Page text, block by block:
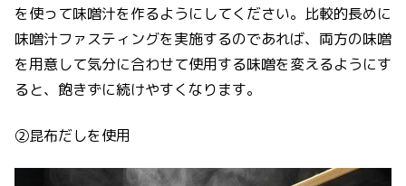
を使って味噌汁を作るようにしてください。比較的長めに
味噌汁ファスティングを実施するのであれば、両方の味噌
を用意して気分に合わせて使用する味噌を変えるようにす
ると、飽きずに続けやすくなります。
②昆布だしを使用